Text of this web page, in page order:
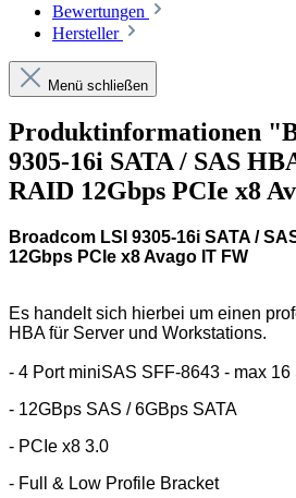
Bewertungen
Hersteller
Menü schließen
Produktinformationen
9305-16i SATA / SAS
RAID 12Gbps PCIe x8
Broadcom LSI 9305-16i SATA /
12Gbps PCIe x8 Avago IT FW
Es handelt sich hierbei um einen
HBA für Server und Workstations.
- 4 Port miniSAS SFF-8643 - max
- 12GBps SAS / 6GBps SATA
- PCIe x8 3.0
- Full & Low Profile Bracket